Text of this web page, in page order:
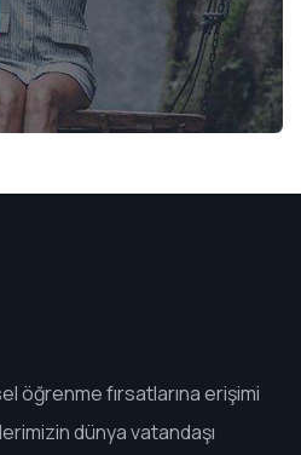
öğrenme fırsatlarına erişimi
dünya vatandaşı